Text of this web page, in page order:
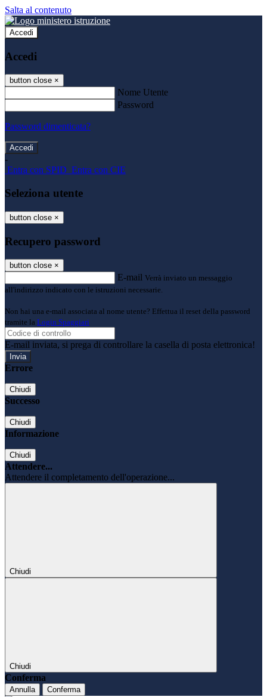
Salta al contenuto
Accedi
Accedi
button close ×
Nome Utente
Password
Password dimenticata?
-
Entra con SPID Entra con CIE
Seleziona utente
button close ×
Recupero password
button close ×
E-mail Verrà inviato un messaggio
all'indirizzo indicato con le istruzioni necessarie.
Non hai una e-mail associata al nome utente? Effettua il reset della password
tramite la Login Spaggiari
E-mail inviata, si prega di controllare la casella di posta elettronica!
Errore
Chiudi
Successo
Chiudi
Informazione
Chiudi
Attendere...
Attendere il completamento dell'operazione...
Chiudi
Chiudi
Conferma
Annulla Conferma